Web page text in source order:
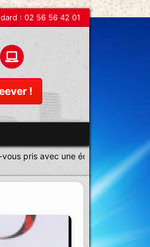
: 02 56 56 42 01
!
avec une équipe magnifique